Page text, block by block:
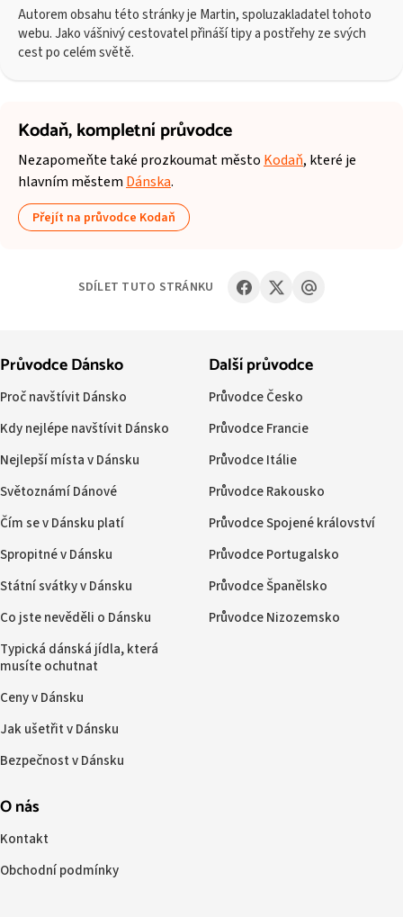
Autorem obsahu této stránky je Martin, spoluzakladatel tohoto
webu. Jako vášnivý cestovatel přináší tipy a postřehy ze svých
cest po celém světě.
Kodaň,kompletní průvodce
Nezapomeňte také prozkoumat město Kodaň, které je
hlavním městem Dánska.
Přejít na průvodce Kodaň
SDÍLET TUTO STRÁNKU
Průvodce Dánsko
Proč navštívit Dánsko
Kdy nejlépe navštívit Dánsko
Nejlepší místa v Dánsku
Světoznámí Dánové
Čím se v Dánsku platí
Spropitné v Dánsku
Státní svátky v Dánsku
Co jste nevěděli o Dánsku
Typická dánská jídla, která
musíte ochutnat
Ceny v Dánsku
Jak ušetřit v Dánsku
Bezpečnost v Dánsku
Další průvodce
Průvodce Česko
Průvodce Francie
Průvodce Itálie
Průvodce Rakousko
Průvodce Spojené království
Průvodce Portugalsko
Průvodce Španělsko
Průvodce Nizozemsko
O nás
Kontakt
Obchodní podmínky